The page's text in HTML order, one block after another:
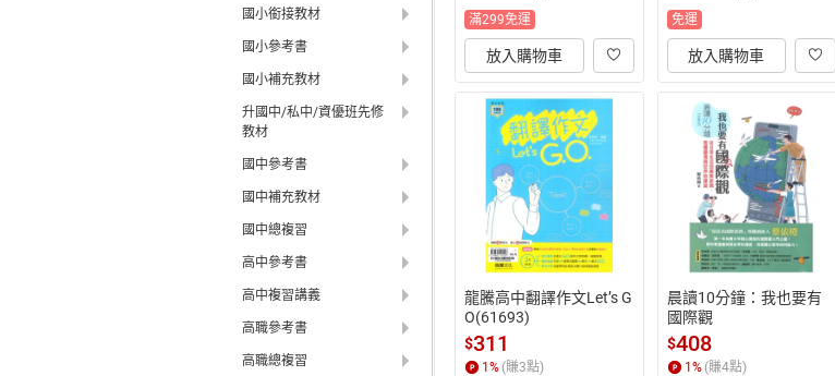
滿299免運
放入購物車
免運
放入購物車
龍騰高中翻譯作文Let’s G
O(61693)
$311
1% (賺3點)
晨讀10分鐘：我也要有
國際觀
$408
1% (賺4點)
國小銜接教材
國小參考書
國小補充教材
升國中/私中/資優班先修
教材
國中參考書
國中補充教材
國中總複習
高中參考書
高中複習講義
高職參考書
高職總複習